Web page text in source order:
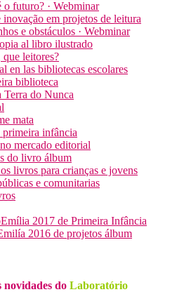
o futuro? · Webminar
inovação em projetos de leitura
e obstáculos · Webminar
al libro ilustrado
leitores?
en las bibliotecas escolares
biblioteca
Terra do Nunca
mata
primeira infância
mercado editorial
do livro álbum
livros para crianças e jovens
e comunitarias
2017 de Primeira Infância
2016 de projetos álbum
novidades do Laboratório